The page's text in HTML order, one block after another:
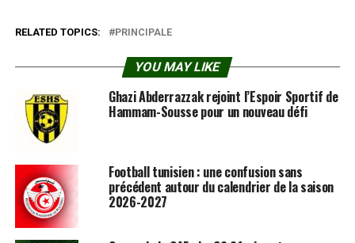
RELATED TOPICS: PRINCIPALE
YOU MAY LIKE
Ghazi Abderrazzak rejoint l’Espoir Sportif de
Hammam-Sousse pour un nouveau défi
Football tunisien : une confusion sans
précédent autour du calendrier de la saison
2026-2027